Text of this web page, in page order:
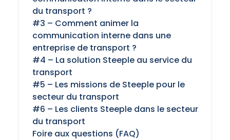
du transport ?
#3 – Comment animer la
communication interne dans une
entreprise de transport ?
#4 – La solution Steeple au service du
transport
#5 – Les missions de Steeple pour le
secteur du transport
#6 – Les clients Steeple dans le secteur
du transport
Foire aux questions (FAQ)